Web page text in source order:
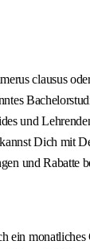
clausus
und
Dich mit
und Rabatte
ein